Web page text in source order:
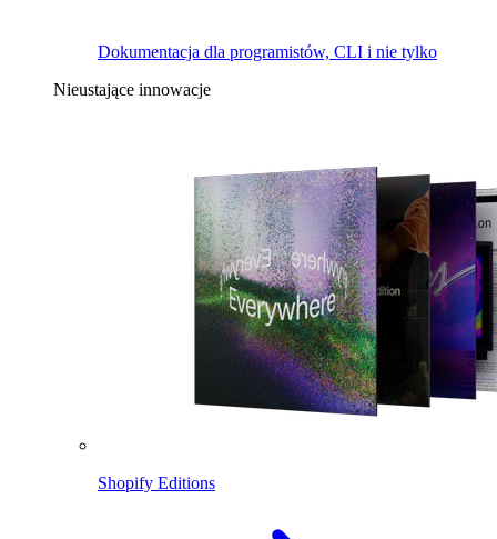
Dokumentacja dla programistów, CLI i nie tylko
Nieustające innowacje
Shopify Editions